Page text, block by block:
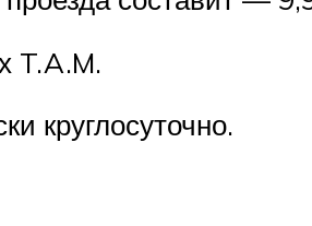
T.A.M.
круглосуточно.